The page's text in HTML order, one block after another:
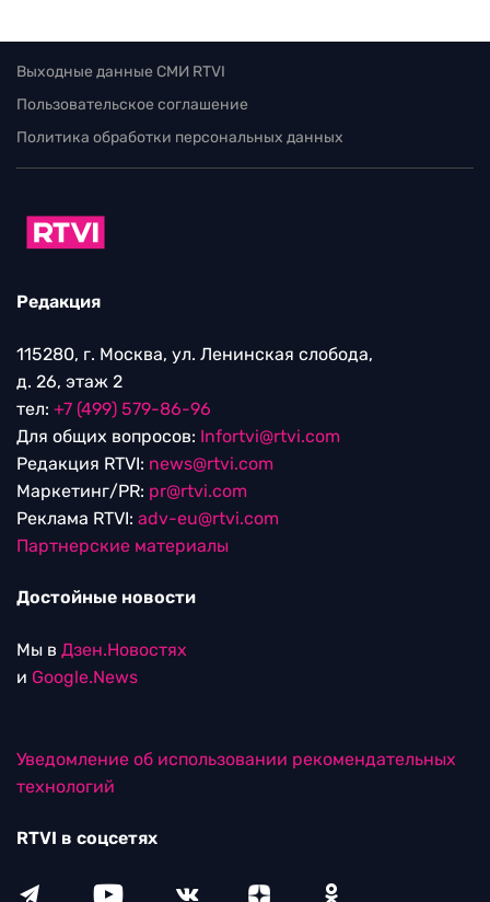
Выходные данные СМИ RTVI
Пользовательское соглашение
Политика обработки персональных данных
Редакция
115280, г. Москва, ул. Ленинская слобода,
д. 26, этаж 2
тел: +7 (499) 579-86-96
Для общих вопросов: Infortvi@rtvi.com
Редакция RTVI: news@rtvi.com
Маркетинг/PR: pr@rtvi.com
Реклама RTVI: adv-eu@rtvi.com
Партнерские материалы
Достойные новости
Мы в Дзен.Новостях
и Google.News
Уведомление об использовании рекомендательных
технологий
RTVI в соцсетях